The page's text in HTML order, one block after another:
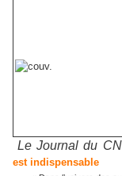
Le Journal du
est indispensable